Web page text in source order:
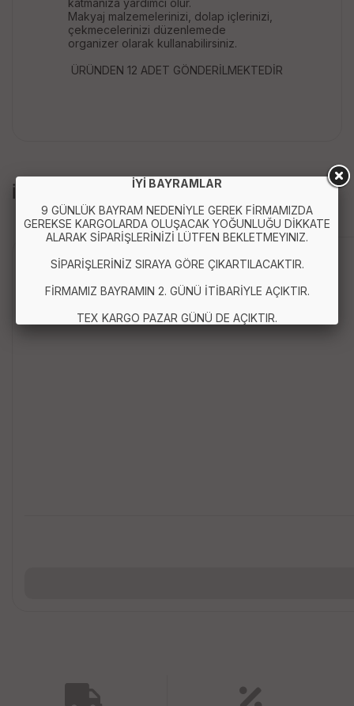
Makyaj malzemelerinizi, dolap içlerinizi,
çekmecelerinizi düzenlemede
organizer olarak kullanabilirsiniz.
ÜRÜNDEN 12 ADET GÖNDERİLMEKTEDİR
İLGİLİ ÜRÜNLER
İYİ BAYRAMLAR
9 GÜNLÜK BAYRAM NEDENİYLE GEREK FİRMAMIZDA
GEREKSE KARGOLARDA OLUŞACAK YOĞUNLUĞU DİKKATE
ALARAK SİPARİŞLERİNİZİ LÜTFEN BEKLETMEYINIZ.
SİPARİŞLERİNİZ SIRAYA GÖRE ÇIKARTILACAKTIR.
FİRMAMIZ BAYRAMIN 2. GÜNÜ İTİBARİYLE AÇIKTIR.
TEX KARGO PAZAR GÜNÜ DE AÇIKTIR.